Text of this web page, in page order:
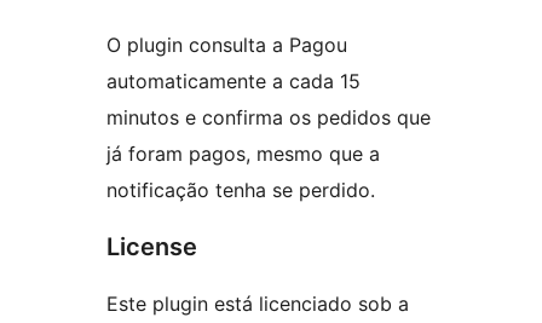
O plugin consulta a Pagou
automaticamente a cada 15
minutos e confirma os pedidos que
já foram pagos, mesmo que a
notificação tenha se perdido.
License
Este plugin está licenciado sob a